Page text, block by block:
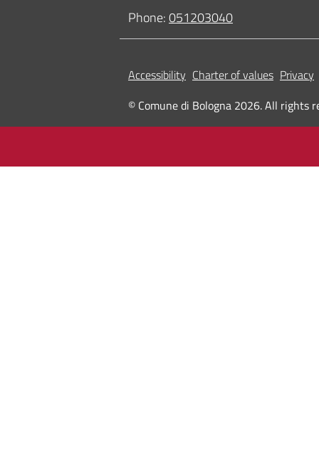
Phone:051203040
Accessibility Charter of values Privacy
© Comune di Bologna 2026. All rights